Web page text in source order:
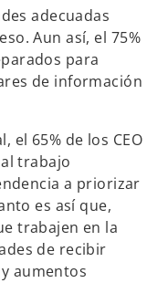
adecuadas
Aun así, el 75%
para
de información
el 65% de los CEO
trabajo
a priorizar
es así que,
trabajen en la
de recibir
aumentos